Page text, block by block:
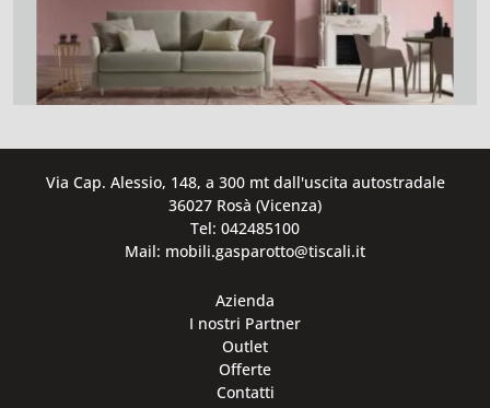
Via Cap. Alessio, 148, a 300 mt dall'uscita autostradale
36027 Rosà (Vicenza)
Tel: 042485100
Mail: mobili.gasparotto@tiscali.it
Azienda
I nostri Partner
Outlet
Offerte
Contatti